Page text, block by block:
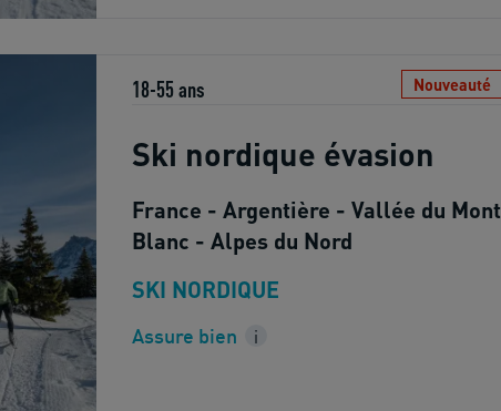
18-55 ans Nouveauté
Ski nordique évasion
France - Argentière - Vallée du Mont
Blanc - Alpes du Nord
SKI NORDIQUE
Assure bien i